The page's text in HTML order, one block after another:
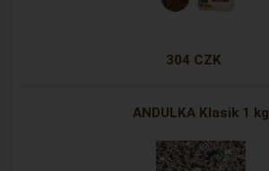
304 CZK
ANDULKA Klasik 1 kg